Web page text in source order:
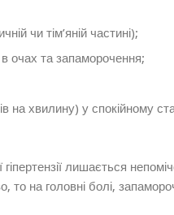
чи тім’яній частині);
очах та запаморочення;
на хвилину) у спокійному
гіпертензії лишається
то на головні болі,